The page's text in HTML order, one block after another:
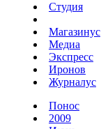
Студия
Магазинус
Медиа
Экспресс
Иронов
Журналус
Понос
2009